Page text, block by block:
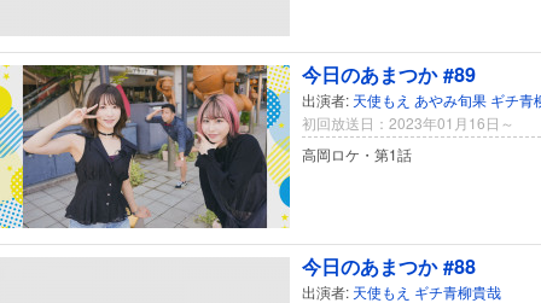
今日のあまつか #89
出演者: 天使もえ あやみ旬果 ギチ青
初回放送日：2023年01月16日～
高岡ロケ・第1話
今日のあまつか #88
出演者: 天使もえ ギチ青柳貴哉